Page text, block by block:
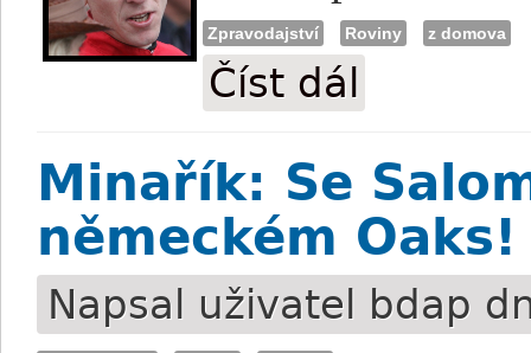
Zpravodajství Roviny z domova
Číst dál
Minařík: Se
německém Oaks!
Napsal uživatel bdap